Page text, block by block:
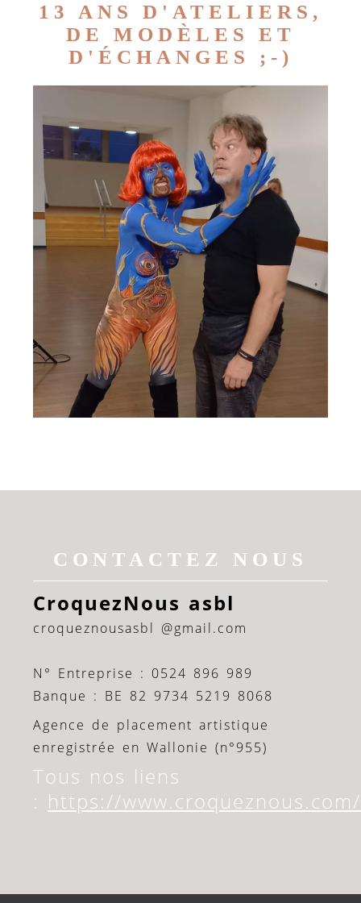
13 ANS D'ATELIERS,
DE MODÈLES ET
D'ÉCHANGES ;-)
CONTACTEZ NOUS
CroquezNous asbl
croqueznousasbl @gmail.com
N° Entreprise : 0524 896 989
Banque : BE 82 9734 5219 8068
Agence de placement artistique
enregistrée en Wallonie (n°955)
Tous nos liens
: https://